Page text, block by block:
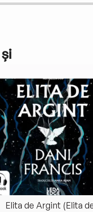
Elita de Argint (Elita